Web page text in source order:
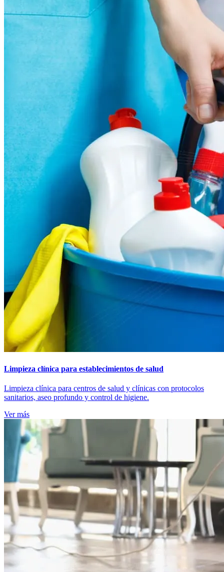
Limpieza clínica para establecimientos de salud
Limpieza clínica para centros de salud y clínicas con protocolos
sanitarios, aseo profundo y control de higiene.
Ver más